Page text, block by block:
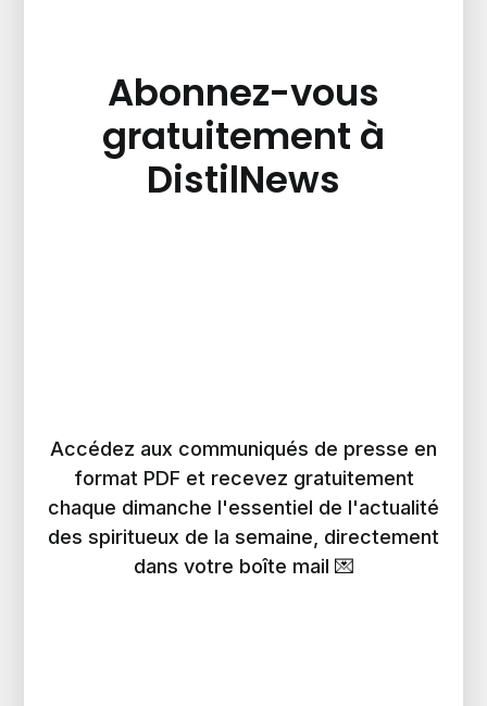
Abonnez-vous
gratuitement à
DistilNews
Accédez aux communiqués de presse en
format PDF et recevez gratuitement
chaque dimanche l'essentiel de l'actualité
des spiritueux de la semaine, directement
dans votre boîte mail 💌